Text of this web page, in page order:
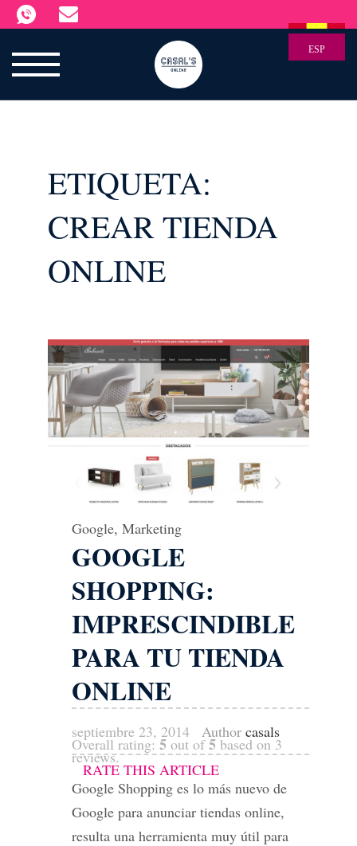
ESP
ETIQUETA:
CREAR TIENDA
ONLINE
Google, Marketing
GOOGLE
SHOPPING:
IMPRESCINDIBLE
PARA TU TIENDA
ONLINE
septiembre 23, 2014 Author casals
Overall rating:5out of5 based on 3
reviews.
RATE THIS ARTICLE
Google Shopping es lo más nuevo de
Google para anunciar tiendas online,
resulta una herramienta muy útil para